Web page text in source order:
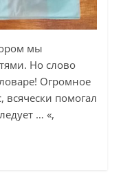
мы
Но слово
Огромное
всячески помогал
… «,